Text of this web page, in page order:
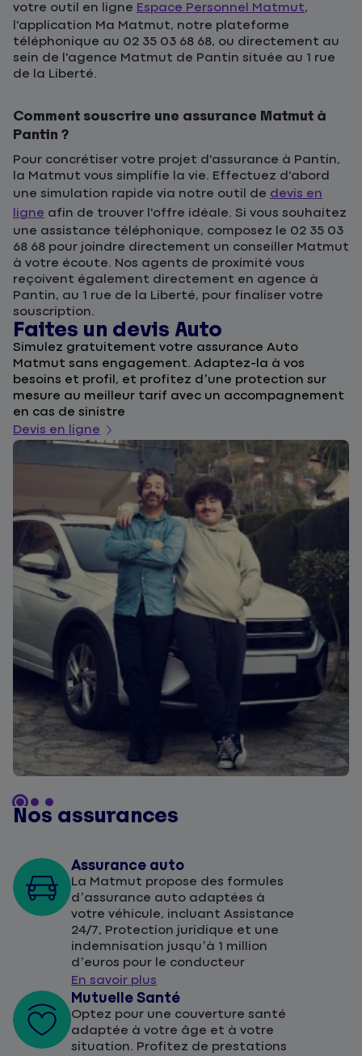
votre outil en ligne Espace Personnel Matmut,
l'application Ma Matmut, notre plateforme
téléphonique au 02 35 03 68 68, ou directement au
sein de l'agence Matmut de Pantin située au 1 rue
de la Liberté.
Comment souscrire une assurance Matmut à
Pantin ?
Pour concrétiser votre projet d'assurance à Pantin,
la Matmut vous simplifie la vie. Effectuez d'abord
une simulation rapide via notre outil de devis en
ligne afin de trouver l'offre idéale. Si vous souhaitez
une assistance téléphonique, composez le 02 35 03
68 68 pour joindre directement un conseiller Matmut
à votre écoute. Nos agents de proximité vous
reçoivent également directement en agence à
Pantin, au 1 rue de la Liberté, pour finaliser votre
souscription.
Faites un devis Auto
Simulez gratuitement votre assurance Auto
Matmut sans engagement. Adaptez-la à vos
besoins et profil, et profitez d’une protection sur
mesure au meilleur tarif avec un accompagnement
en cas de sinistre
Devis en ligne
Nos assurances
Assurance auto
La Matmut propose des formules
d’assurance auto adaptées à
votre véhicule, incluant Assistance
24/7, Protection juridique et une
indemnisation jusqu’à 1 million
d’euros pour le conducteur
En savoir plus
Mutuelle Santé
Optez pour une couverture santé
adaptée à votre âge et à votre
situation. Profitez de prestations